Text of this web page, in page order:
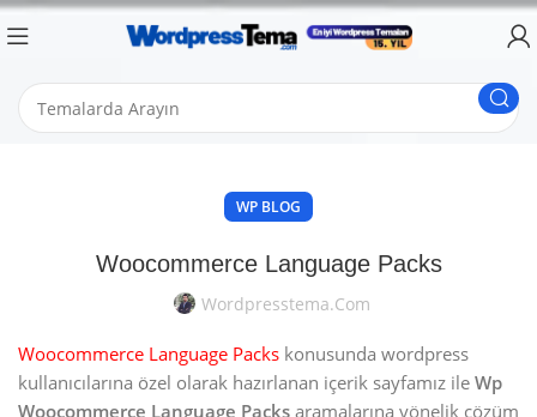
WP BLOG
Woocommerce Language Packs
Wordpresstema.com
Woocommerce Language Packs konusunda wordpress
kullanıcılarına özel olarak hazırlanan içerik sayfamız ile Wp
Woocommerce Language Packs aramalarına yönelik çözüm